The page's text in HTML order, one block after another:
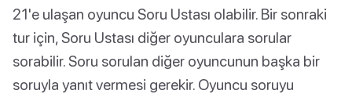
21'e ulaşan oyuncu Soru Ustası olabilir. Bir sonraki
tur için, Soru Ustası diğer oyunculara sorular
sorabilir. Soru sorulan diğer oyuncunun başka bir
soruyla yanıt vermesi gerekir. Oyuncu soruyu